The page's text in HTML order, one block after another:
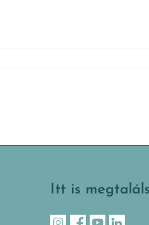
Itt is